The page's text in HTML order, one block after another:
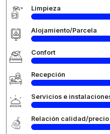
Limpieza
Alojamiento/Parcela
Confort
Recepción
Servicios e
Relación calidad/precio